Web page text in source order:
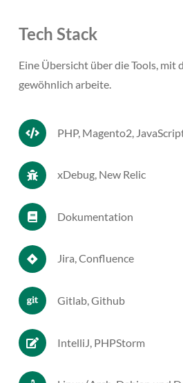
Tech Stack
Eine Übersicht über die Tools, mit
gewöhnlich arbeite.
PHP, Magento2,
xDebug, New Relic
Dokumentation
Jira, Confluence
Gitlab, Github
IntelliJ, PHPStorm